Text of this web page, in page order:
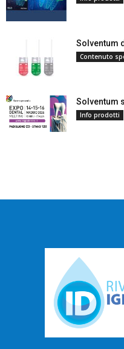
Solventum
Contenuto
Solventum
Info prodotti